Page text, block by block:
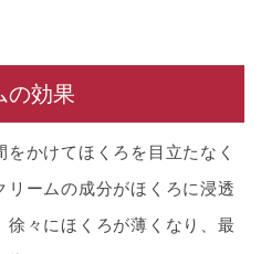
の効果
かけてほくろを目立たなく
ームの成分がほくろに浸透
徐々にほくろが薄くなり、最